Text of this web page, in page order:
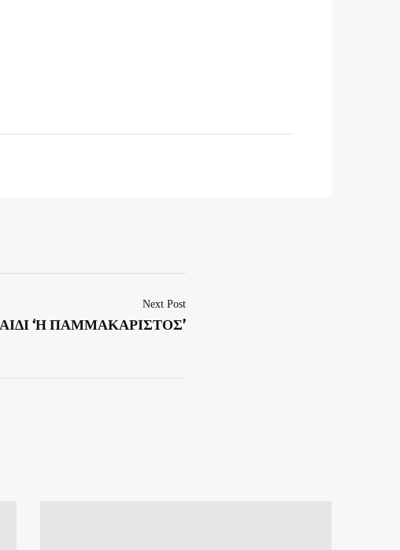
Next Post
‘Η ΠΑΜΜΑΚΑΡΙΣΤΟΣ’